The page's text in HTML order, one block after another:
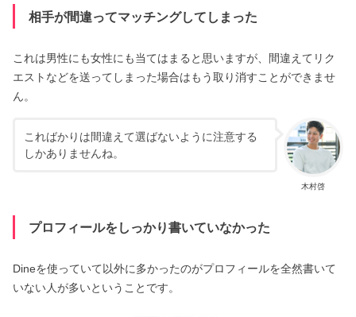
相手が間違ってマッチングしてしまった
これは男性にも女性にも当てはまると思いますが、間違えてリク
エストなどを送ってしまった場合はもう取り消すことができませ
ん。
木村啓
こればかりは間違えて選ばないように注意する
しかありませんね。
プロフィールをしっかり書いていなかった
Dineを使っていて以外に多かったのがプロフィールを全然書いて
いない人が多いということです。